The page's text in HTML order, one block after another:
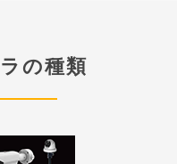
の種類